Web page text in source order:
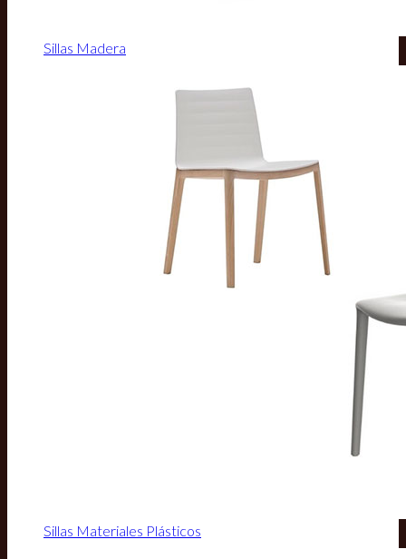
Sillas Madera
Sillas Materiales Plásticos